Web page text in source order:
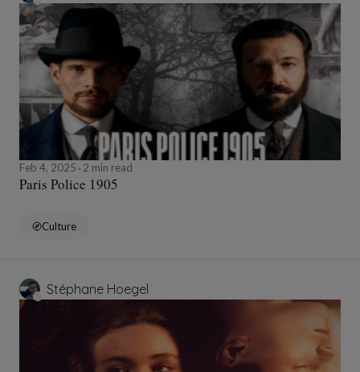
Feb 4, 2025 2 min read
Paris Police 1905
Culture
Stéphane Hoegel